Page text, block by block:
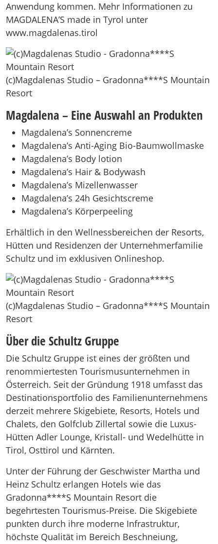
Anwendung kommen. Mehr Informationen zu
MAGDALENA’S made in Tyrol unter
www.magdalenas.tirol
(c)Magdalenas Studio – Gradonna****S Mountain
Resort
Magdalena – Eine Auswahl an Produkten
Magdalena’s Sonnencreme
Magdalena’s Anti-Aging Bio-Baumwollmaske
Magdalena’s Body lotion
Magdalena’s Hair & Bodywash
Magdalena’s Mizellenwasser
Magdalena’s 24h Gesichtscreme
Magdalena’s Körperpeeling
Erhältlich in den Wellnessbereichen der Resorts,
Hütten und Residenzen der Unternehmerfamilie
Schultz und im exklusiven Onlineshop.
(c)Magdalenas Studio – Gradonna****S Mountain
Resort
Über die Schultz Gruppe
Die Schultz Gruppe ist eines der größten und
renommiertesten Tourismusunternehmen in
Österreich. Seit der Gründung 1918 umfasst das
Destinationsportfolio des Familienunternehmens
derzeit mehrere Skigebiete, Resorts, Hotels und
Chalets, den Golfclub Zillertal sowie die Luxus-
Hütten Adler Lounge, Kristall- und Wedelhütte in
Tirol, Osttirol und Kärnten.
Unter der Führung der Geschwister Martha und
Heinz Schultz erlangen Hotels wie das
Gradonna****S Mountain Resort die
begehrtesten Tourismus-Preise. Die Skigebiete
punkten durch ihre moderne Infrastruktur,
höchste Qualität im Bereich Beschneiung,